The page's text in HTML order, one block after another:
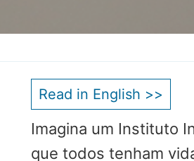
Read in English >>
Imagina um Instituto
que todos tenham